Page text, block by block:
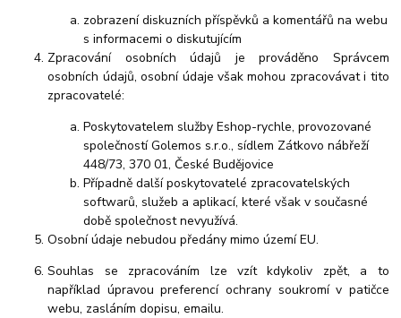
zobrazení diskuzních příspěvků a komentářů na webu
s informacemi o diskutujícím
Zpracování osobních údajů je prováděno Správcem
osobních údajů, osobní údaje však mohou zpracovávat i tito
zpracovatelé:
Poskytovatelem služby Eshop-rychle, provozované
společností Golemos s.r.o., sídlem Zátkovo nábřeží
448/73, 370 01, České Budějovice
Případně další poskytovatelé zpracovatelských
softwarů, služeb a aplikací, které však v současné
době společnost nevyužívá.
Osobní údaje nebudou předány mimo území EU.
Souhlas se zpracováním lze vzít kdykoliv zpět, a to
například úpravou preferencí ochrany soukromí v patičce
webu, zasláním dopisu, emailu.